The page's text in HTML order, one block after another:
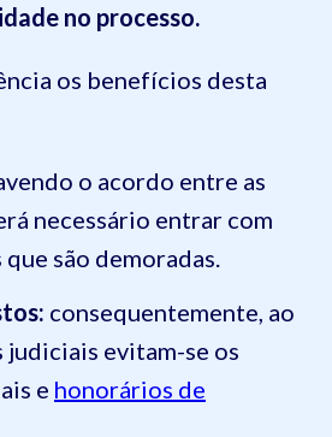
no processo.
os benefícios desta
o acordo entre as
necessário entrar com
são demoradas.
consequentemente, ao
judiciais evitam-se os
e honorários de